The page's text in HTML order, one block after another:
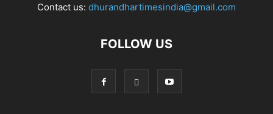
Contact us: dhurandhartimesindia@gmail.com
FOLLOW US